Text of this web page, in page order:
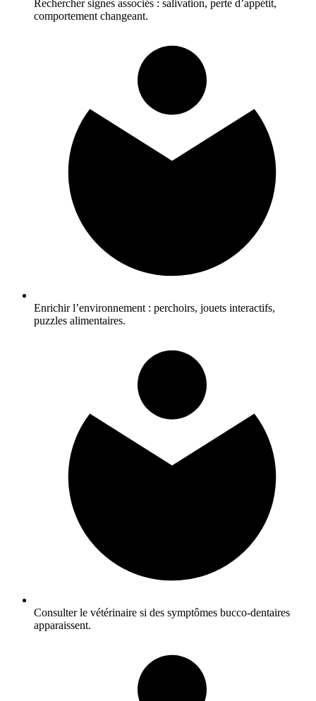
Rechercher signes associés : salivation, perte d’appétit,
comportement changeant.
Enrichir l’environnement : perchoirs, jouets interactifs,
puzzles alimentaires.
Consulter le vétérinaire si des symptômes bucco-dentaires
apparaissent.